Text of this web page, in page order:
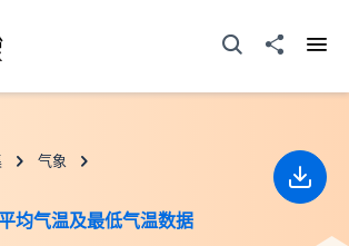
打开搜寻器分享至
气象
均气温及最低气温数据
下载